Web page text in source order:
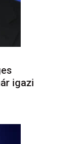
igazi